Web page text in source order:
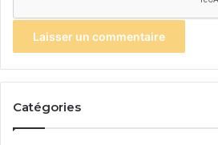
Catégories